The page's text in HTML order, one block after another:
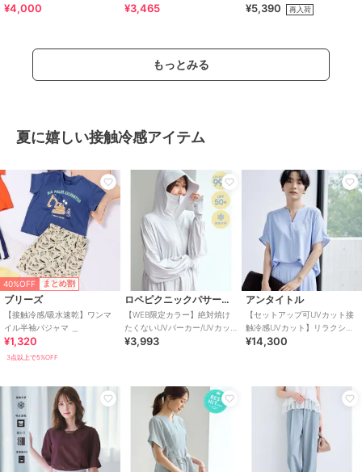
ーカー スリッポン /3709
¥4,000
サンダル
¥3,465 ¥5,390 再入荷
もっとみる
夏に嬉しい接触冷感アイテム
40%OFF まとめ割
ブリーズ
【接触冷感/吸水速乾】ワンマ
¥1,320
3点以上で5%OFF
ロペピクニックパサージュ
【WEB限定カラー】絶対焼け
たくないUVパーカー/UVカッ
ト・接触冷感
¥3,993
アンタイトル
【セットアップ可UVカット接
触冷感UVカット】リラクシー
キーVネックブラウス
¥14,300